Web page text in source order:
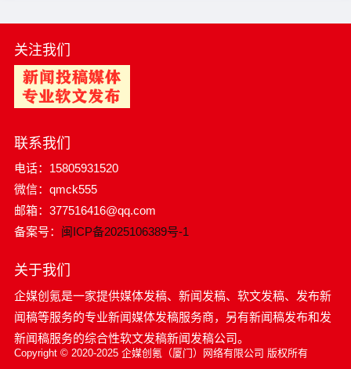
关注我们
联系我们
电话：15805931520
微信：qmck555
邮箱：377516416@qq.com
备案号： 闽ICP备2025106389号-1
关于我们
企媒创氪是一家提供媒体发稿、新闻发稿、软文发稿、发布新
闻稿等服务的专业新闻媒体发稿服务商，另有新闻稿发布和发
新闻稿服务的综合性软文发稿新闻发稿公司。
Copyright © 2020-2025 企媒创氪（厦门）网络有限公司 版权所有